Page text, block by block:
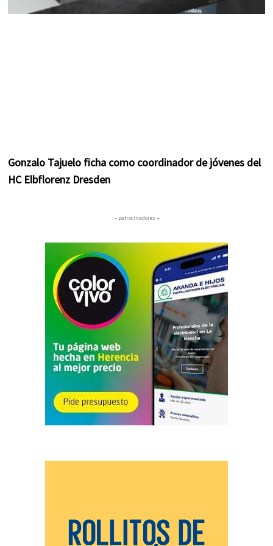
Gonzalo Tajuelo ficha como coordinador de jóvenes del
HC Elbflorenz Dresden
– patrocinadores –